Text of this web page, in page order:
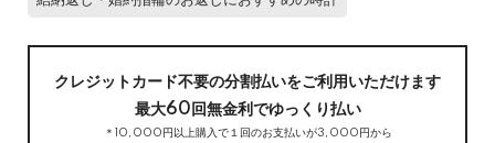
クレジットカード不要の分割払いをご利用いただけます
最大60回無金利でゆっくり払い
＊10,000円以上購入で１回のお支払いが3,000円から